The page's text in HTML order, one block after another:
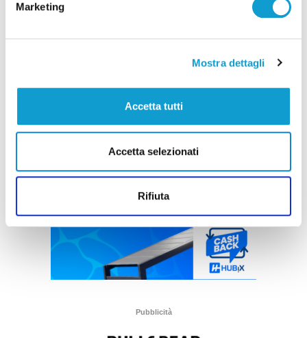
Marketing
Mostra dettagli
Accetta tutti
Accetta selezionati
Rifiuta
Pubblicità